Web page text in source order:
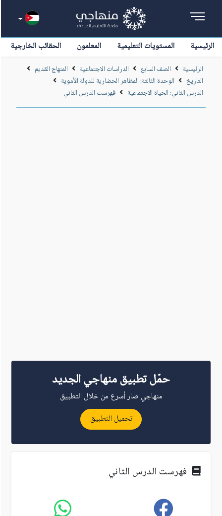
الرئيسية المستويات التعليمية المعلمون الحقائب الخارجية
الرئيسية الصف السابع الدراسات الاجتماعية
المنهاج القديم
التاريخ
الوحدة الثالثة: المظاهر الحضارية للدولة الأموية
الدرس الثاني: الحياة الاجتماعية
فهرست الدرس الثاني
حمّل تطبيق منهاجي الجديد
منهاجي صار أسرع من خلال التطبيق
تحميل التطبيق
فهرست الدرس الثاني